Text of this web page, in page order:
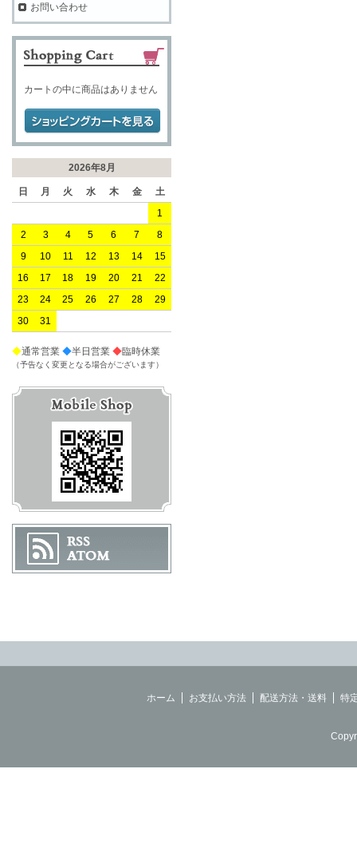
お問い合わせ
カートの中に商品はありません
2026年8月
日 月 火 水 木 金
土
1
2
3 4 5 6 7
8
9
10 11 12 13 14
15
16
17 18 19 20 21
22
23
24 25 26 27 28
29
30
31
◆通常営業 ◆半日営業 ◆臨時休業
（予告なく変更となる場合がございます）
ホーム お支払い方法 配送方法・送料 特